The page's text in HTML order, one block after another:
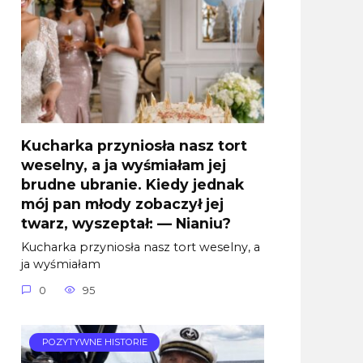
Kucharka przyniosła nasz tort
weselny, a ja wyśmiałam jej
brudne ubranie. Kiedy jednak
mój pan młody zobaczył jej
twarz, wyszeptał: — Nianiu?
Kucharka przyniosła nasz tort weselny, a
ja wyśmiałam
0 95
POZYTYWNE HISTORIE